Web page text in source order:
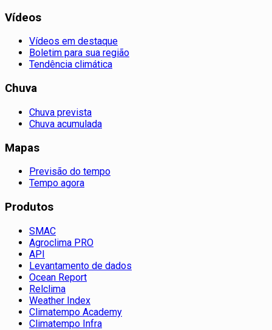
Vídeos
Vídeos em destaque
Boletim para sua região
Tendência climática
Chuva
Chuva prevista
Chuva acumulada
Mapas
Previsão do tempo
Tempo agora
Produtos
SMAC
Agroclima PRO
API
Levantamento de dados
Ocean Report
Relclima
Weather Index
Climatempo Academy
Climatempo Infra